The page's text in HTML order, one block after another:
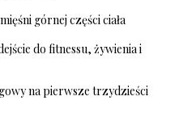
górnej części ciała
do fitnessu, żywienia i
na pierwsze trzydzieści